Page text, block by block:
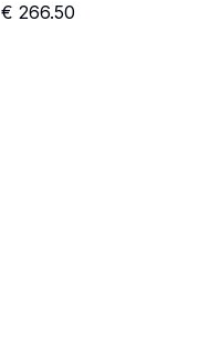
€ 266.50